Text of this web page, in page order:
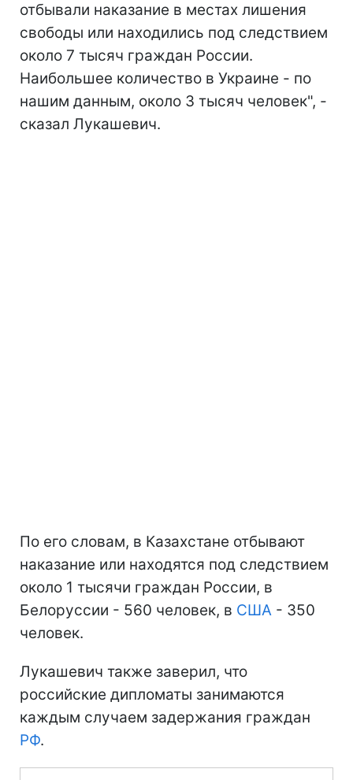
отбывали наказание в местах лишения
свободы или находились под следствием
около 7 тысяч граждан России.
Наибольшее количество в Украине - по
нашим данным, около 3 тысяч человек", -
сказал Лукашевич.
По его словам, в Казахстане отбывают
наказание или находятся под следствием
около 1 тысячи граждан России, в
Белоруссии - 560 человек, в США - 350
человек.
Лукашевич также заверил, что
российские дипломаты занимаются
каждым случаем задержания граждан
РФ.